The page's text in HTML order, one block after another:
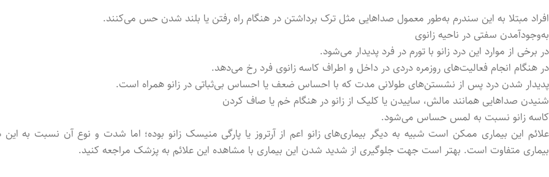
افراد مبتلا به این سندرم به‌طور معمول صداهایی مثل ترک برداشتن در هنگام راه رفتن یا بلند شدن حس می‌کنند.
به‌وجودآمدن سفتی در ناحیه زانوی
در برخی از موارد این درد زانو با تورم در فرد پدیدار می‌شود.
در هنگام انجام فعالیت‌های روزمره دردی در داخل و اطراف کاسه زانوی فرد رخ می‌دهد.
پدیدار شدن درد پس از نشستن‌های طولانی مدت که با احساس ضعف یا احساس بی‌ثباتی در زانو همراه است.
شنیدن صداهایی همانند مالش، ساییدن یا کلیک از زانو در هنگام خم یا صاف کردن
کاسه زانو نسبت به لمس حساس می‌شود.
علائم این بیماری ممکن است شبیه به دیگر بیماری‌های زانو اعم از آرتروز یا پارگی منیسک زانو بوده؛ اما شدت و نوع آن نسبت به این
بیماری متفاوت است. بهتر است جهت جلوگیری از شدید شدن این بیماری با مشاهده این علائم به پزشک مراجعه کنید.